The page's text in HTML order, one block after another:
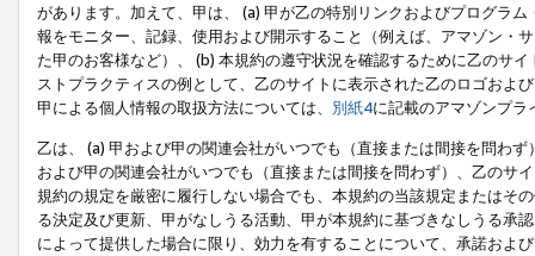
があります。加えて、甲は、 (a) 甲が乙の特別リンクおよびプログラ
報をモニター、記録、使用および開示すること（例えば、アマゾン・
た甲のお客様など）、 (b) 本規約の遵守状況を確認するために乙のサ
ストプラクティスの例として、乙のサイトに表示された乙のロゴおよ
甲による個人情報の取扱方法については、 別紙4に記載のアマゾンプ
乙は、 (a) 甲および甲の関連会社がいつでも（直接または間接を問わ
および甲の関連会社がいつでも（直接または間接を問わず）、乙のサ
規約の規定を厳密に履行しない場合でも、本規約の当該規定またはそ
る決定及び更新、甲がなしうる活動、甲が本規約に基づきなしうる承
によって提供した場合に限り、効力を有することについて、承諾およ